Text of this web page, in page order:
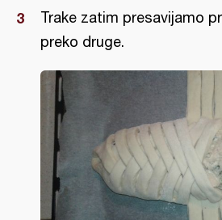
Trake zatim presavijamo
preko druge.